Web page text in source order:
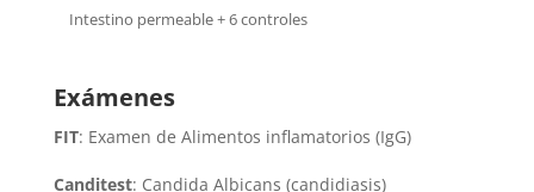
Intestino permeable + 6 controles
Exámenes
FIT: Examen de Alimentos inflamatorios (IgG)
Canditest: Candida Albicans (candidiasis)